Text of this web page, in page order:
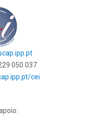
050 037
cei